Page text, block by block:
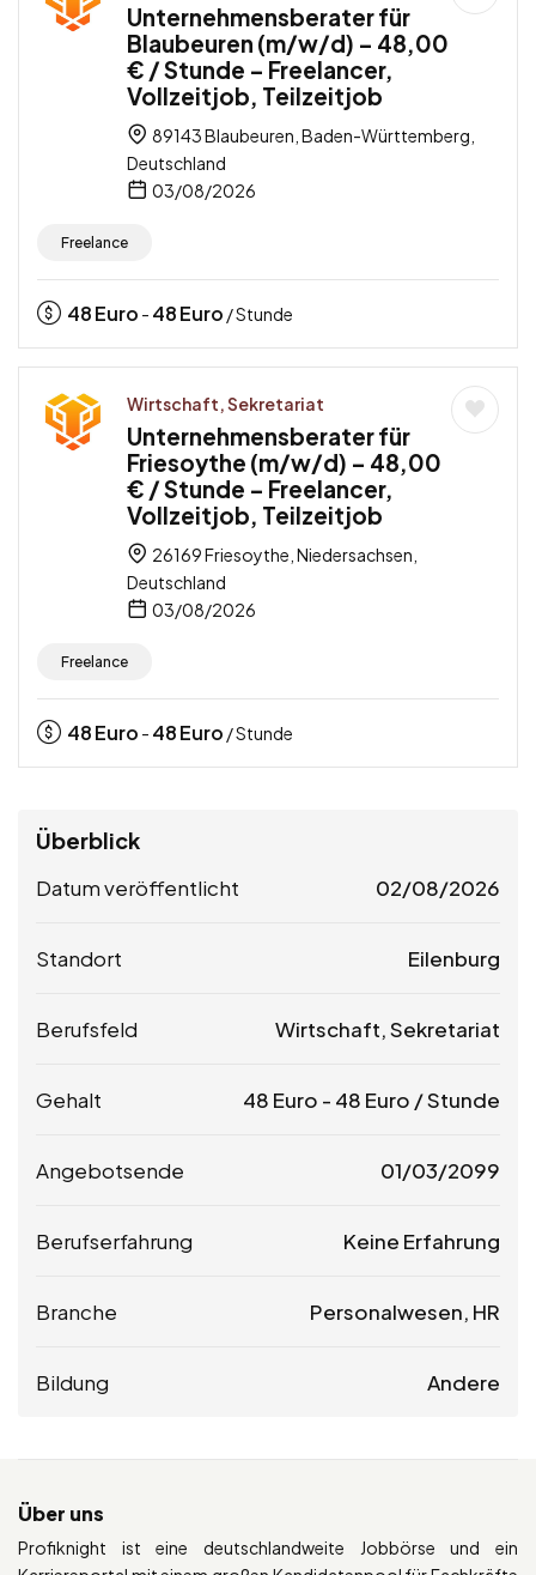
Unternehmensberater für
Blaubeuren (m/w/d) – 48,00
€ / Stunde – Freelancer,
Vollzeitjob, Teilzeitjob
89143 Blaubeuren, Baden-Württemberg,
Deutschland
03/08/2026
Freelance
48Euro - 48Euro / Stunde
Wirtschaft, Sekretariat
Unternehmensberater für
Friesoythe (m/w/d) – 48,00
€ / Stunde – Freelancer,
Vollzeitjob, Teilzeitjob
26169 Friesoythe, Niedersachsen,
Deutschland
03/08/2026
Freelance
48Euro - 48Euro / Stunde
Überblick
Datum veröffentlicht 02/08/2026
Standort Eilenburg
Berufsfeld Wirtschaft, Sekretariat
Gehalt 48 Euro - 48 Euro / Stunde
Angebotsende 01/03/2099
Berufserfahrung Keine Erfahrung
Branche Personalwesen, HR
Bildung Andere
Über uns
Profiknight ist eine deutschlandweite Jobbörse und ein